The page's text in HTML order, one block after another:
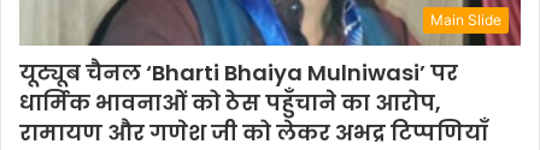
Main Slide
यूट्यूब चैनल ‘Bharti Bhaiya Mulniwasi’ पर
धार्मिक भावनाओं को ठेस पहुँचाने का आरोप,
रामायण और गणेश जी को लेकर अभद्र टिप्पणियाँ